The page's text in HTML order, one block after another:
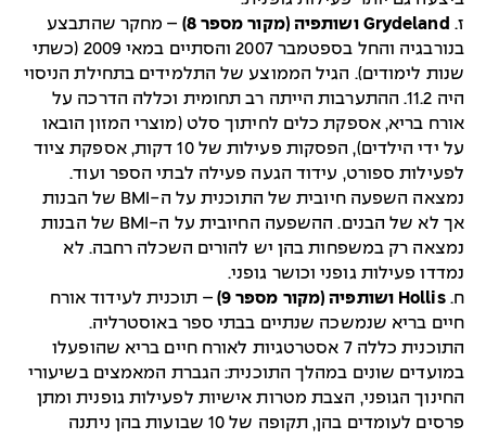
ז. Grydeland ושותפיה (מקור מספר 8)
– מחקר שהתבצע
בנורבגיה והחל בספטמבר 2007 והסתיים במאי 2009 (כשתי
שנות לימודים). הגיל הממוצע של התלמידים בתחילת הניסוי
היה 11.2. ההתערבות הייתה רב תחומית וכללה הדרכה על
אורח בריא, אספקת כלים לחיתוך סלט (מוצרי המזון הובאו
על ידי הילדים), הפסקות פעילות של 10 דקות, אספקת ציוד
לפעילות ספורט, עידוד הגעה פעילה לבתי הספר ועוד.
נמצאה השפעה חיובית של התוכנית על ה-BMI של הבנות
אך לא של הבנים. ההשפעה החיובית על ה-BMI של הבנות
נמצאה רק במשפחות בהן יש להורים השכלה רחבה. לא
נמדדו פעילות גופני וכושר גופני.
ח.Hollis ושותפיה (מקור מספר 9)
– תוכנית לעידוד אורח
חיים בריא שנמשכה שנתיים בבתי ספר באוסטרליה.
התוכנית כללה 7 אסטרטגיות לאורח חיים בריא שהופעלו
במועדים שונים במהלך התוכנית: הגברת המאמצים בשיעורי
החינוך הגופני, הצבת מטרות אישיות לפעילות גופנית ומתן
פרסים לעומדים בהן, תקופה של 10 שבועות בהן ניתנה